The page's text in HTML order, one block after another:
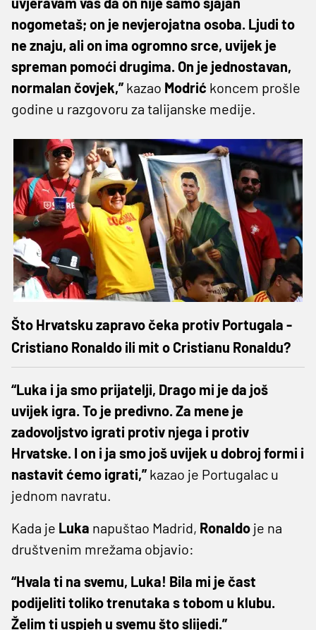
nogometaš; on je nevjerojatna osoba. Ljudi to
ne znaju, ali on ima ogromno srce, uvijek je
spreman pomoći drugima. On je jednostavan,
normalan čovjek,” kazao Modrić koncem prošle
godine u razgovoru za talijanske medije.
Što Hrvatsku zapravo čeka protiv Portugala -
Cristiano Ronaldo ili mit o Cristianu Ronaldu?
“Luka i ja smo prijatelji, Drago mi je da još
uvijek igra. To je predivno. Za mene je
zadovoljstvo igrati protiv njega i protiv
Hrvatske. I on i ja smo još uvijek u dobroj formi i
nastavit ćemo igrati,” kazao je Portugalac u
jednom navratu.
Kada je Luka napuštao Madrid, Ronaldo je na
društvenim mrežama objavio:
“Hvala ti na svemu, Luka! Bila mi je čast
podijeliti toliko trenutaka s tobom u klubu.
Želim ti uspjeh u svemu što slijedi.”